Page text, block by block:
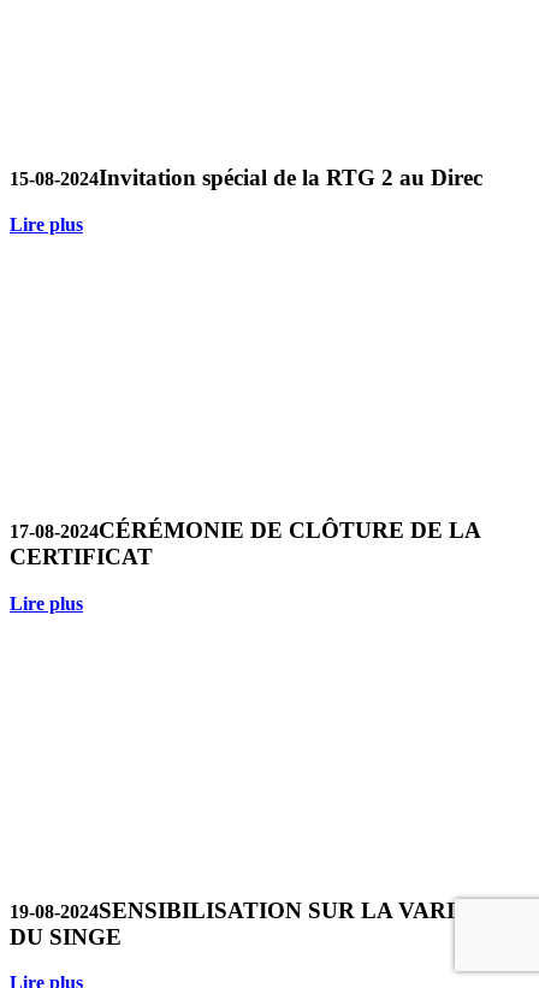
15-08-2024Invitation spécial de la RTG 2 au Direc
Lire plus
17-08-2024CÉRÉMONIE DE CLÔTURE DE LA
CERTIFICAT
Lire plus
19-08-2024SENSIBILISATION SUR LA VARIOLE
DU SINGE
Lire plus